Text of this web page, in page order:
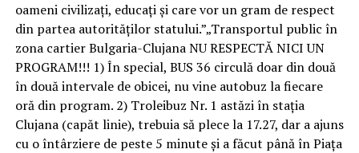
oameni civilizați, educați și care vor un gram de respect
din partea autorităților statului.”„Transportul public în
zona cartier Bulgaria-Clujana NU RESPECTĂ NICI UN
PROGRAM!!! 1) În special, BUS 36 circulă doar din două
în două intervale de obicei, nu vine autobuz la fiecare
oră din program. 2) Troleibuz Nr. 1 astăzi în stația
Clujana (capăt linie), trebuia să plece la 17.27, dar a ajuns
cu o întârziere de peste 5 minute și a făcut până în Piața